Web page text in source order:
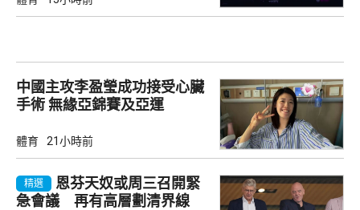
中國主攻李盈瑩成功接受心臟
手術 無緣亞錦賽及亞運
體育 21小時前
精選
恩芬天奴或周三召開緊
急會議 再有高層劃清界線